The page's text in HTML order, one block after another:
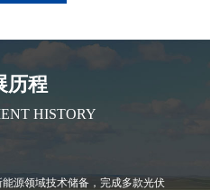
历程
HISTORY
源领域技术储备，完成多款光伏